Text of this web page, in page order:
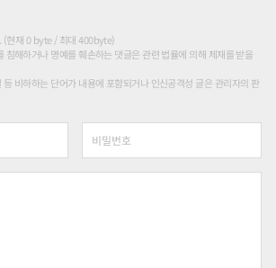
(현재 0 byte / 최대 400byte)
침해하거나 명예를 훼손하는 댓글은 관련 법률에 의해 제재를 받을
비하하는 단어가 내용에 포함되거나 인신공격성 글은 관리자의 판